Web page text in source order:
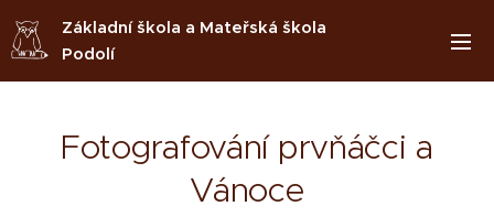
Základní škola a Mateřská škola
Podolí
Fotografování prvňáčci a
Vánoce